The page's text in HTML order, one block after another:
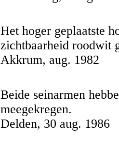
Het hoger geplaatste
zichtbaarheid roodwit
Akkrum, aug. 1982
Beide seinarmen
meegekregen.
Delden, 30 aug. 1986